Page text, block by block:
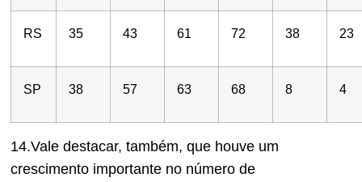
RS 35 43 61 72 38 23
SP 38 57 63 68 8 4
14.Vale destacar, também, que houve um
crescimento importante no número de